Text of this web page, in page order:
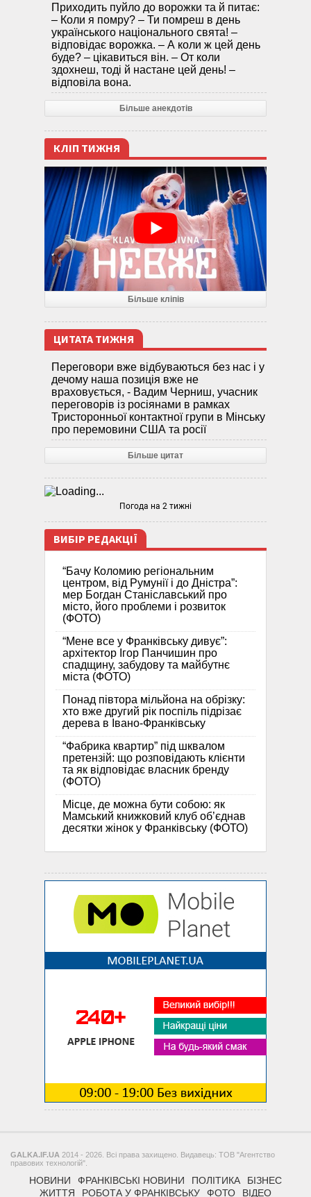
Приходить пуйло до ворожки та й питає:
– Коли я помру? – Ти помреш в день
українського національного свята! –
відповідає ворожка. – А коли ж цей день
буде? – цікавиться він. – От коли
здохнеш, тоді й настане цей день! –
відповіла вона.
Більше анекдотів
КЛІП ТИЖНЯ
Більше кліпів
ЦИТАТА ТИЖНЯ
Переговори вже відбуваються без нас і у
дечому наша позиція вже не
враховується, - Вадим Черниш, учасник
переговорів із росіянами в рамках
Тристоронньої контактної групи в Мінську
про перемовини США та росії
Більше цитат
Погода на 2 тижні
ВИБІР РЕДАКЦІЇ
“Бачу Коломию регіональним
центром, від Румунії і до Дністра”:
мер Богдан Станіславський про
місто, його проблеми і розвиток
(ФОТО)
“Мене все у Франківську дивує”:
архітектор Ігор Панчишин про
спадщину, забудову та майбутнє
міста (ФОТО)
Понад півтора мільйона на обрізку:
хто вже другий рік поспіль підрізає
дерева в Івано-Франківську
“Фабрика квартир” під шквалом
претензій: що розповідають клієнти
та як відповідає власник бренду
(ФОТО)
Місце, де можна бути собою: як
Мамський книжковий клуб об’єднав
десятки жінок у Франківську (ФОТО)
GALKA.IF.UA 2014 - 2026. Всі права захищено. Видавець: ТОВ "Агентство
правових технологій".
НОВИНИ ФРАНКІВСЬКІ НОВИНИ ПОЛІТИКА
БІЗНЕС
ЖИТТЯ
РОБОТА У ФРАНКІВСЬКУ ФОТО ВІДЕО